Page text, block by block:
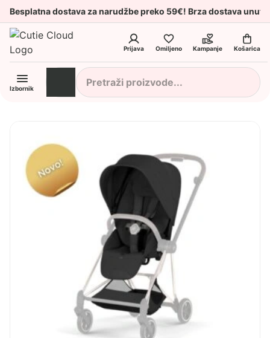
Besplatna dostava za narudžbe preko 59€! Brza dostava
Prijava Omiljeno Kampanje Košarica
Izbornik